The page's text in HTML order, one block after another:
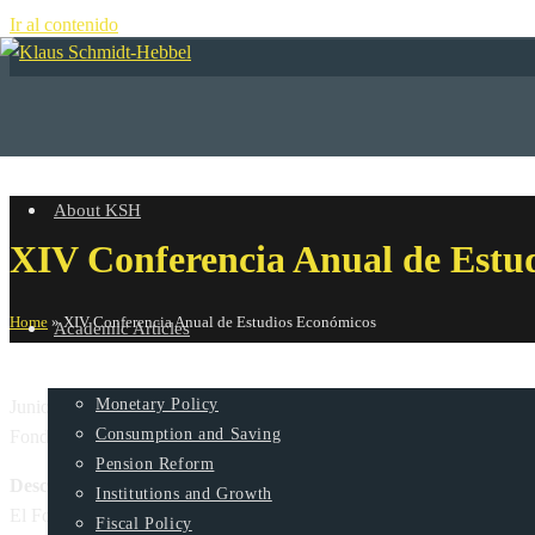
Ir al contenido
+
About KSH
Academic Articles
Monetary Policy
Consumption and Saving
Pension Reform
Institutions and Growth
Fiscal Policy
XIV Conferencia Anual de
Home »XIV Conferencia Anual de Estudios Económicos
Junio 6 y 7, 2019
Fondo Latinoamericano de Reservas (FLAR)
Descripción
El Fondo Andino de Reservas (FAR) se creó en 1978 como un